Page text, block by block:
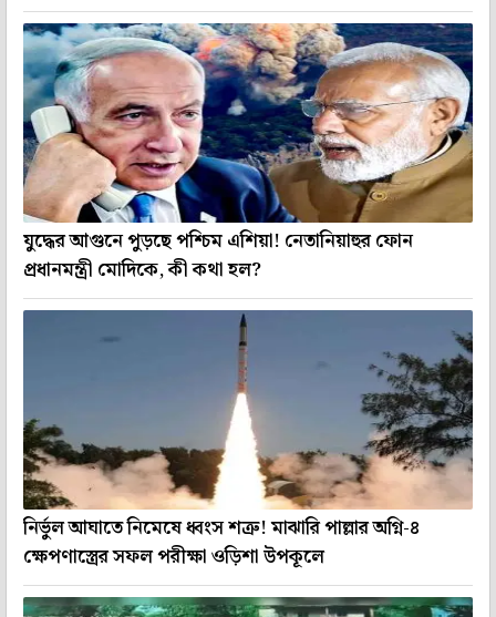
যুদ্ধের আগুনে পুড়ছে পশ্চিম এশিয়া! নেতানিয়াহুর ফোন
প্রধানমন্ত্রী মোদিকে, কী কথা হল?
নির্ভুল আঘাতে নিমেষে ধ্বংস শত্রু! মাঝারি পাল্লার অগ্নি-৪
ক্ষেপণাস্ত্রের সফল পরীক্ষা ওড়িশা উপকূলে